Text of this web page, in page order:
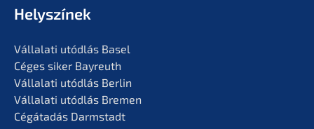
Helyszí­nek
Vállala­ti utódlás Basel
Céges siker Bayreuth
Vállala­ti utódlás Berlin
Vállala­ti utódlás Bremen
Cégáta­dás Darmstadt